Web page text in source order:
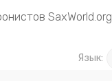
SaxWorld.org
Язык: